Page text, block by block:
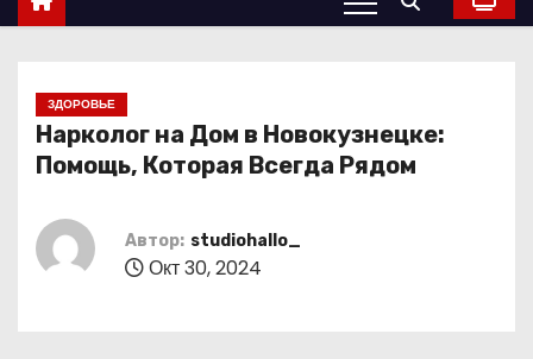
ЗДОРОВЬЕ
Нарколог на Дом в Новокузнецке:
Помощь, Которая Всегда Рядом
Автор: studiohallo_
Окт 30, 2024